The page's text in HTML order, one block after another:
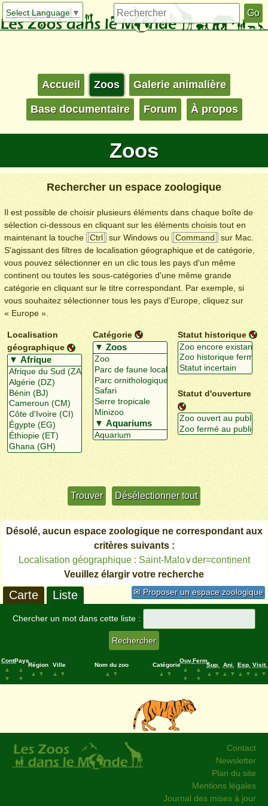
Select Language ▼
Accueil Zoos Galerie animalière
Base documentaire Forum À propos
Zoos
Rechercher un espace zoologique
Il est possible de choisir plusieurs éléments dans chaque boîte de
sélection ci-dessous en cliquant sur les éléments choisis tout en
maintenant la touche
Ctrl sur Windows ou Command
sur Mac.
S'agissant des filtres de localisation géographique et de catégorie,
vous pouvez sélectionner en un clic tous les pays d'un même
continent ou toutes les sous-catégories d'une même grande
catégorie en cliquant sur le titre correspondant. Par exemple, si
vous souhaitez sélectionner tous les pays d'Europe, cliquez sur
« Europe ».
Localisation
géographique
Catégorie Statut historique
Statut d'ouverture
Désolé, aucun espace zoologique ne correspondant aux
critères suivants :
Localisation géographique : Saint-Malo∨der=continent
Veuillez élargir votre recherche
✉ Proposer un espace zoologique
Carte Liste
Chercher un mot dans cette liste :
Cont.
▲
▼
Pays
▲
▼
Région
▲
▼
Ville
▲
▼
Nom du zoo
▲
▼
Catégorie
▲
▼
Ouv.
▲
▼
Ferm.
▲
▼
Sup.
▲
▼
Ani.
▲
▼
Esp.
▲
▼
Visit.
▲
▼
Contact
Newsletter
Plan du site
Mentions légales
Journal des mises à jour